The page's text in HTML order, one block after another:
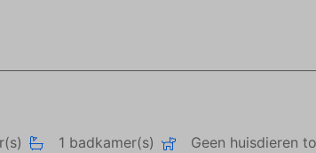
1 badkamer(s) Geen huisdieren
op en relevant zijn voor de individuele